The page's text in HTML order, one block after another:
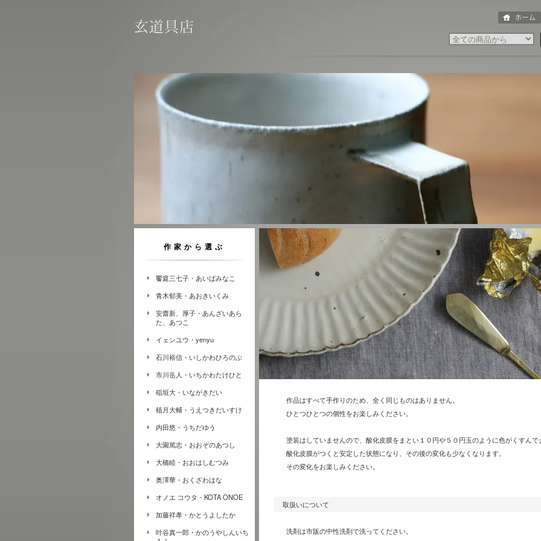
作家から選ぶ
饗庭三七子・あいばみなこ
青木郁美・あおきいくみ
安齋新、厚子・あんざいあら
た、あつこ
イェンユウ・yenyu
石川裕信・いしかわひろのぶ
市川岳人・いちかわたけひと
稲垣大・いながきだい
植月大輔・うえつきだいすけ
内田悠・うちだゆう
大園篤志・おおぞのあつし
大橋睦・おおはしむつみ
奥澤華・おくざわはな
オノエ コウタ・KOTA ONOE
加藤祥孝・かとうよしたか
叶谷真一郎・かのうやしんいち
作品はすべて手作りのため、全く同じものはありません。
ひとつひとつの個性をお楽しみください。
塗装はしていませんので、酸化皮膜をまとい１０円や５０円玉のように色がくすんで
酸化皮膜がつくと安定した状態になり、その後の変化も少なくなります。
その変化をお楽しみください。
取扱いについて
洗剤は市販の中性洗剤で洗ってください。